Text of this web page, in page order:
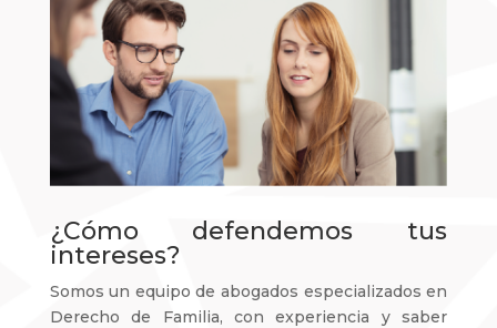
¿Cómo defendemos tus
intereses?
Somos un equipo de abogados especializados en
Derecho de Familia, con experiencia y saber